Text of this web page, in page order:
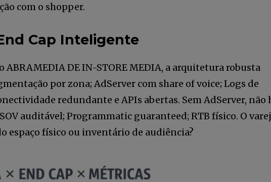
com o shopper.
Cap Inteligente
ABRAMEDIA DE IN-STORE MEDIA, a arquitetura robusta
por zona; AdServer com share of voice; Logs de
redundante e APIs abertas. Sem AdServer, não
auditável; Programmatic guaranteed; RTB físico. O
espaço físico ou inventário de audiência?